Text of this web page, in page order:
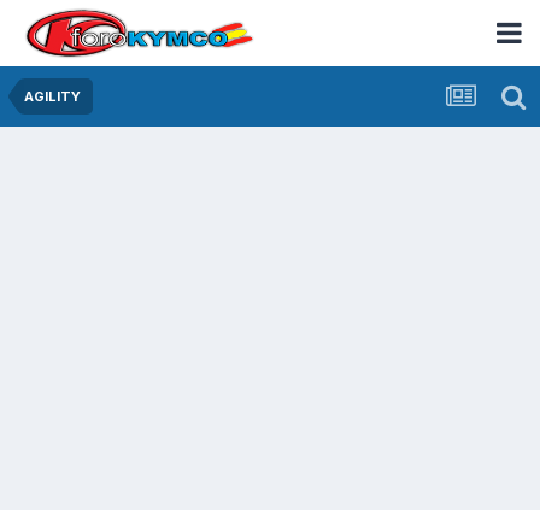
AGILITY